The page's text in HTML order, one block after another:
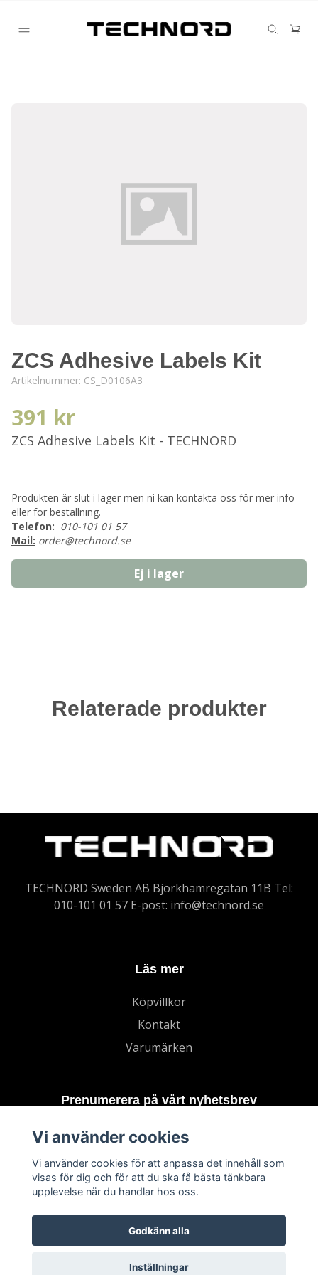
ZCS Adhesive Labels Kit
Artikelnummer: CS_D0106A3
391 kr
ZCS Adhesive Labels Kit - TECHNORD
Produkten är slut i lager men ni kan kontakta oss för mer info
eller för beställning.
Telefon: 010-101 01 57
Mail: order@technord.se
Ej i lager
Relaterade produkter
TECHNORD Sweden AB Björkhamregatan 11B Tel:
010-101 01 57 E-post: info@technord.se
Läs mer
Köpvillkor
Kontakt
Varumärken
Prenumerera på vårt nyhetsbrev
Vi använder cookies
Vi använder cookies för att anpassa det innehåll som
visas för dig och för att du ska få bästa tänkbara
upplevelse när du handlar hos oss.
Godkänn alla
Inställningar